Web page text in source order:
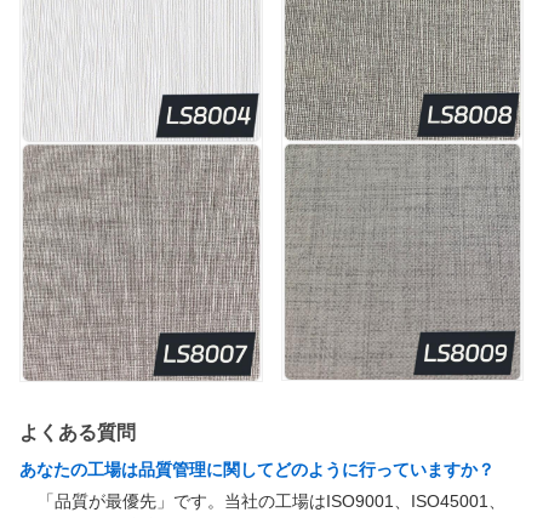
よくある質問
あなたの工場は品質管理に関してどのように行っていますか？
「品質が最優先」です。当社の工場はISO9001、ISO45001、